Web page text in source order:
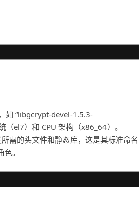
如 “libgcrypt-devel-1.5.3-
el7）和 CPU 架构（x86_64）。
需的头文件和静态库，这是其标准命名
。